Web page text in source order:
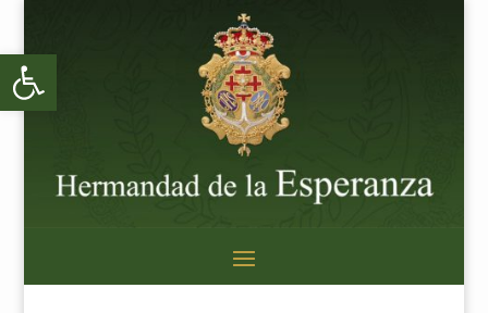
Abrir barra de herramientas